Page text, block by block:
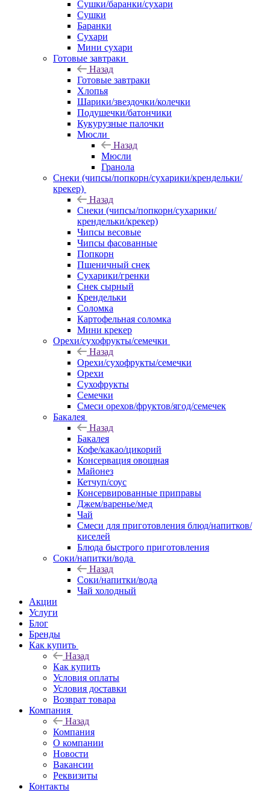
Сушки/баранки/сухари
Сушки
Баранки
Сухари
Мини сухари
Готовые завтраки
Назад
Готовые завтраки
Хлопья
Шарики/звездочки/колечки
Подушечки/батончики
Кукурузные палочки
Мюсли
Назад
Мюсли
Гранола
Снеки (чипсы/попкорн/сухарики/крендельки/
крекер)
Назад
Снеки (чипсы/попкорн/сухарики/
крендельки/крекер)
Чипсы весовые
Чипсы фасованные
Попкорн
Пшеничный снек
Сухарики/гренки
Снек сырный
Крендельки
Соломка
Картофельная соломка
Мини крекер
Орехи/сухофрукты/семечки
Назад
Орехи/сухофрукты/семечки
Орехи
Сухофрукты
Семечки
Смеси орехов/фруктов/ягод/семечек
Бакалея
Назад
Бакалея
Кофе/какао/цикорий
Консервация овощная
Майонез
Кетчуп/соус
Консервированные приправы
Джем/варенье/мед
Чай
Смеси для приготовления блюд/напитков/
киселей
Блюда быстрого приготовления
Соки/напитки/вода
Назад
Соки/напитки/вода
Чай холодный
Акции
Услуги
Блог
Бренды
Как купить
Назад
Как купить
Условия оплаты
Условия доставки
Возврат товара
Компания
Назад
Компания
О компании
Новости
Вакансии
Реквизиты
Контакты